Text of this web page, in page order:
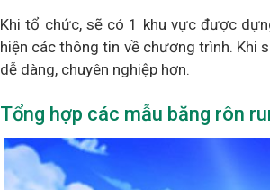
Khi tổ chức, sẽ có 1 khu vực được
hiện các thông tin về chương trình. Khi
dễ dàng, chuyên nghiệp hơn.
Tổng hợp các mẫu băng rôn